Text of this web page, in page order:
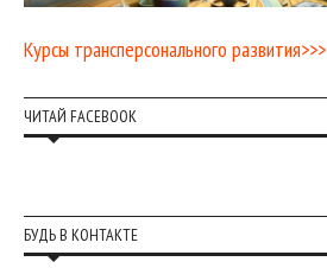
Курсы трансперсонального развития>>>
ЧИТАЙ FACEBOOK
БУДЬ В КОНТАКТЕ